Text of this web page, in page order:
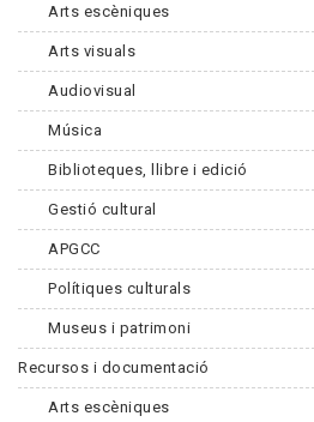
Arts escèniques
Arts visuals
Audiovisual
Música
Biblioteques, llibre i edició
Gestió cultural
APGCC
Polítiques culturals
Museus i patrimoni
Recursos i documentació
Arts escèniques